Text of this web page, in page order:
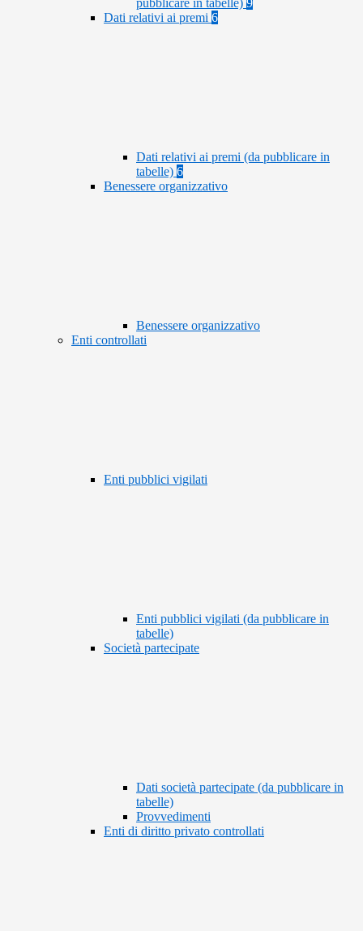
pubblicare in tabelle) 9
Dati relativi ai premi 6
Dati relativi ai premi (da pubblicare in
tabelle) 6
Benessere organizzativo
Benessere organizzativo
Enti controllati
Enti pubblici vigilati
Enti pubblici vigilati (da pubblicare in
tabelle)
Società partecipate
Dati società partecipate (da pubblicare in
tabelle)
Provvedimenti
Enti di diritto privato controllati